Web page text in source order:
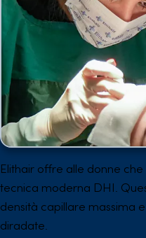
Elithair offre alle donne
tecnica moderna DHI.
densità capillare massima
diradate.